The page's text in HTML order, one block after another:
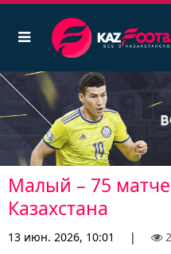
Малый – 75
Казахстана
13 июн. 2026, 10:01 |